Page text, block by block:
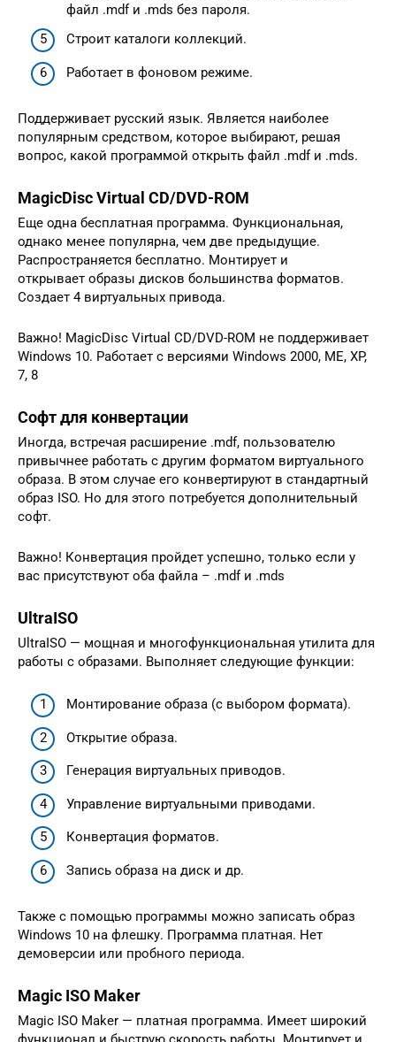
файл .mdf и .mds без пароля.
Строит каталоги коллекций.
Работает в фоновом режиме.
Поддерживает русский язык. Является наиболее
популярным средством, которое выбирают, решая
вопрос, какой программой открыть файл .mdf и .mds.
MagicDisc Virtual CD/DVD-ROM
Еще одна бесплатная программа. Функциональная,
однако менее популярна, чем две предыдущие.
Распространяется бесплатно. Монтирует и
открывает образы дисков большинства форматов.
Создает 4 виртуальных привода.
Важно! MagicDisc Virtual CD/DVD-ROM не поддерживает
Windows 10. Работает с версиями Windows 2000, ME, XP,
7, 8
Софт для конвертации
Иногда, встречая расширение .mdf, пользователю
привычнее работать с другим форматом виртуального
образа. В этом случае его конвертируют в стандартный
образ ISO. Но для этого потребуется дополнительный
софт.
Важно! Конвертация пройдет успешно, только если у
вас присутствуют оба файла – .mdf и .mds
UltraISO
UltraISO — мощная и многофункциональная утилита для
работы с образами. Выполняет следующие функции:
Монтирование образа (с выбором формата).
Открытие образа.
Генерация виртуальных приводов.
Управление виртуальными приводами.
Конвертация форматов.
Запись образа на диск и др.
Также с помощью программы можно записать образ
Windows 10 на флешку. Программа платная. Нет
демоверсии или пробного периода.
Magic ISO Maker
Magic ISO Maker — платная программа. Имеет широкий